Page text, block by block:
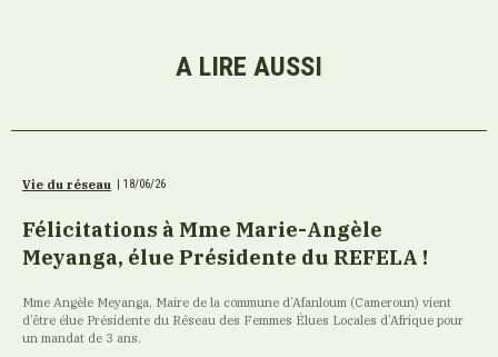
A LIRE AUSSI
Vie du réseau 18/06/26
Félicitations à Mme Marie-Angèle
Meyanga, élue Présidente du REFELA !
Mme Angèle Meyanga, Maire de la commune d’Afanloum (Cameroun) vient
d’être élue Présidente du Réseau des Femmes Élues Locales d’Afrique pour
un mandat de 3 ans.